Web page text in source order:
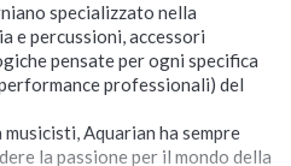
specializzato nella
e percussioni, accessori
pensate per ogni specifica
professionali) del
Aquarian ha sempre
la passione per il mondo della